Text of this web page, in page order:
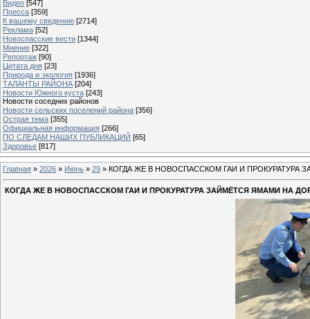
Видео [547]
Пресса [359]
К вашему сведению [2714]
Реклама [52]
Новоспасские вести [1344]
Мнение [322]
Репортаж [90]
Цитата дня [23]
Природа и экология [1936]
ТАЛАНТЫ РАЙОНА [204]
Новости Южного куста [243]
Новости соседних районов
Новости сельских поселений района [356]
Острая тема [355]
Официальная информация [266]
ПО СЛЕДАМ НАШИХ ПУБЛИКАЦИЙ [65]
Здоровье [817]
Главная » 2026 » Июнь » 29 » КОГДА ЖЕ В НОВОСПАССКОМ ГАИ И ПРОКУРАТУРА
КОГДА ЖЕ В НОВОСПАССКОМ ГАИ И ПРОКУРАТУРА ЗАЙМЁТСЯ ЯМАМИ НА